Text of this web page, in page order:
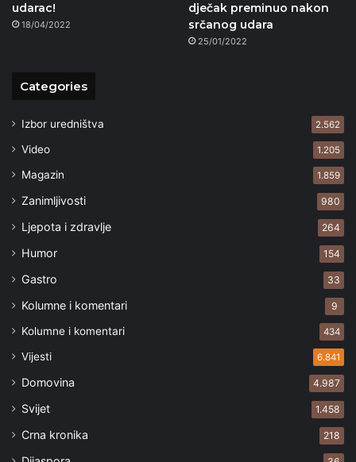
udarac!
18/04/2022
dječak preminuo nakon
srčanog udara
25/01/2022
Categories
Izbor uredništva 2.562
Video 1.205
Magazin 1.859
Zanimljivosti 980
Ljepota i zdravlje 264
Humor 154
Gastro 33
Kolumne i komentari 9
Kolumne i komentari 434
Vijesti 6.841
Domovina 4.987
Svijet 1.458
Crna kronika 218